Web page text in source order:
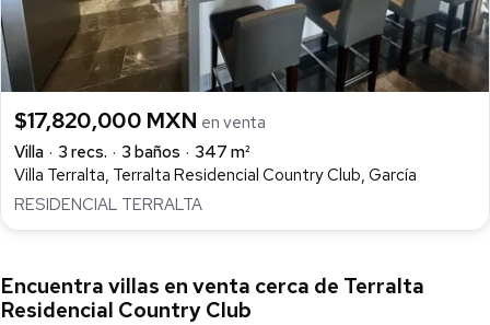
$17,820,000 MXN en venta
Villa
3 recs. 3 baños
347 m²
Villa Terralta, Terralta Residencial Country Club, García
RESIDENCIAL TERRALTA
Encuentra villas en venta cerca de Terralta
Residencial Country Club